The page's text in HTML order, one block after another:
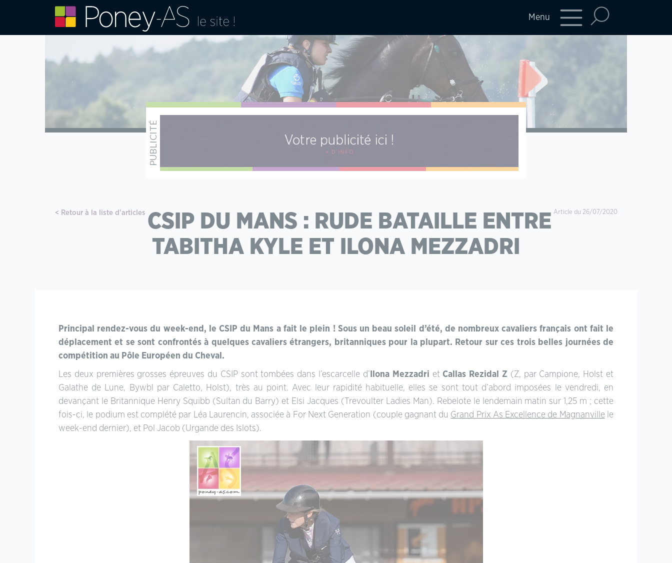
Menu
Retour à la liste d'articles Article du 26/07/2020
CSIP DU MANS : RUDE BATAILLE ENTRE
TABITHA KYLE ET ILONA MEZZADRI
Principal rendez-vous du week-end, le CSIP du Mans a fait le plein ! Sous un beau soleil d’été, de nombreux cavaliers français ont fait le
déplacement et se sont confrontés à quelques cavaliers étrangers, britanniques pour la plupart. Retour sur ces trois belles journées de
compétition au Pôle Européen du Cheval.
Les deux premières grosses épreuves du CSIP sont tombées dans l’escarcelle d’ Ilona Mezzadri et Callas Rezidal Z (Z, par Campione, Holst et
Galathe de Lune, Bywbl par Caletto, Holst), très au point. Avec leur rapidité habituelle, elles se sont tout d’abord imposées le vendredi, en
devançant le Britannique Henry Squibb (Sultan du Barry) et Elsi Jacques (Trevoulter Ladies Man). Rebelote le lendemain matin sur 1,25 m ; cette
fois-ci, le podium est complété par Léa Laurencin, associée à For Next Generation (couple gagnant du Grand Prix As Excellence de Magnanvillele
week-end dernier), et Pol Jacob (Urgande des Islots).